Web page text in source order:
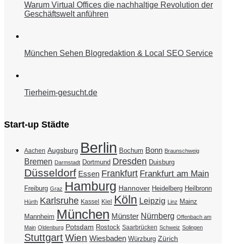
Warum Virtual Offices die nachhaltige Revolution der
Geschäftswelt anführen
München Sehen Blogredaktion & Local SEO Service
Tierheim-gesucht.de
Start-up Städte
Aachen Augsburg Berlin Bochum Bonn Braunschweig
Bremen Darmstadt Dortmund Dresden Duisburg
Düsseldorf Essen Frankfurt Frankfurt am Main
Freiburg Graz Hamburg Hannover Heidelberg Heilbronn
Hürth Karlsruhe Kassel Kiel Köln Leipzig Linz Mainz
Mannheim München Münster Nürnberg Offenbach am
Main Oldenburg Potsdam Rostock Saarbrücken Schweiz Solingen
StuttgartWien Wiesbaden Würzburg Zürich